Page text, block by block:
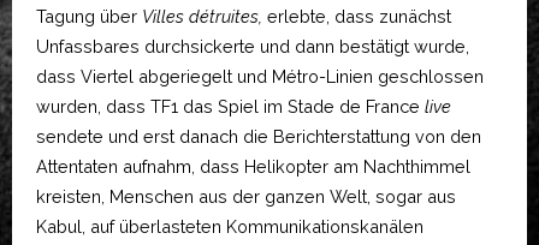
Tagung über Villes détruites, erlebte, dass zunächst
Unfassbares durchsickerte und dann bestätigt wurde,
dass Viertel abgeriegelt und Métro-Linien geschlossen
wurden, dass TF1 das Spiel im Stade de France live
sendete und erst danach die Berichterstattung von den
Attentaten aufnahm, dass Helikopter am Nachthimmel
kreisten, Menschen aus der ganzen Welt, sogar aus
Kabul, auf überlasteten Kommunikationskanälen